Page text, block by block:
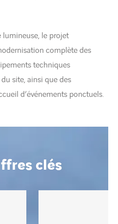
lumineuse, le projet
complète des
techniques
site, ainsi que des
d’événements ponctuels.
clés